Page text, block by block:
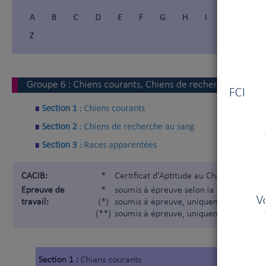
FCI
A B C D E F G H I
Z
Groupe 6 : Chiens courants, Chiens de recherche au
Section 1 : Chiens courants
Section 2 : Chiens de recherche au sang
Section 3 : Races apparentées
CACIB: *
Certificat d'Aptitude au Championnat
Epreuve de
travail:
*
(*)
(**)
soumis à épreuve selon la
soumis à épreuve, uniquement pour
soumis à épreuve, uniquement pour
Section 1 : Chiens courants